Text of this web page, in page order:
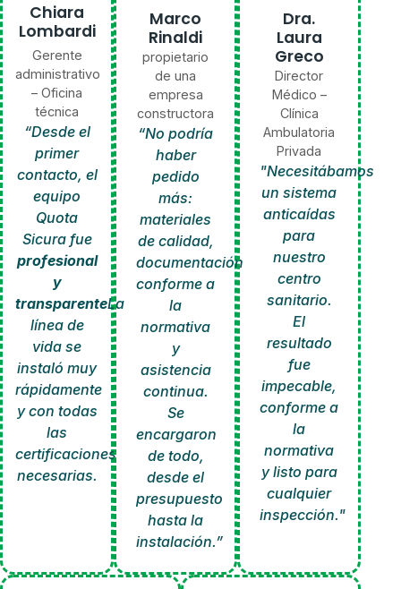
Chiara
Lombardi
Gerente
administrativo
– Oficina
técnica
“Desde el
primer
contacto, el
equipo
Quota
Sicura fue
profesional
y
transparenteLa
línea de
vida se
instaló muy
rápidamente
y con todas
las
certificaciones
necesarias.
Marco
Rinaldi
propietario
de una
empresa
constructora
“No podría
haber
pedido
más:
materiales
de calidad,
documentación
conforme a
la
normativa
y
asistencia
continua.
Se
encargaron
de todo,
desde el
presupuesto
hasta la
instalación.”
Dra.
Laura
Greco
Director
Médico –
Clínica
Ambulatoria
Privada
"Necesitábamos
un sistema
anticaídas
para
nuestro
centro
sanitario.
El
resultado
fue
impecable,
conforme a
la
normativa
y listo para
cualquier
inspección."